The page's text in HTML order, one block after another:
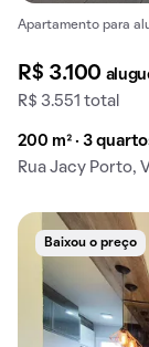
Apartamento para
R$ 3.100
R$ 3.551 total
200 m² · 3
Rua Jacy Porto,
Baixou o preço